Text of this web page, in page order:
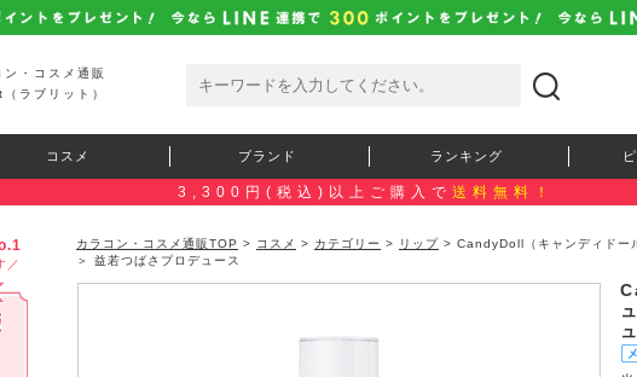
ン・コスメ通販
ラブリット）
コスメ ブランド ランキング
3,300円(税込)以上ご購入で 送料無料！
／
カラコン・コスメ通販TOP > コスメ > カテゴリー > リップ > CandyDoll（キャンディドー
＞ 益若つばさプロデュース